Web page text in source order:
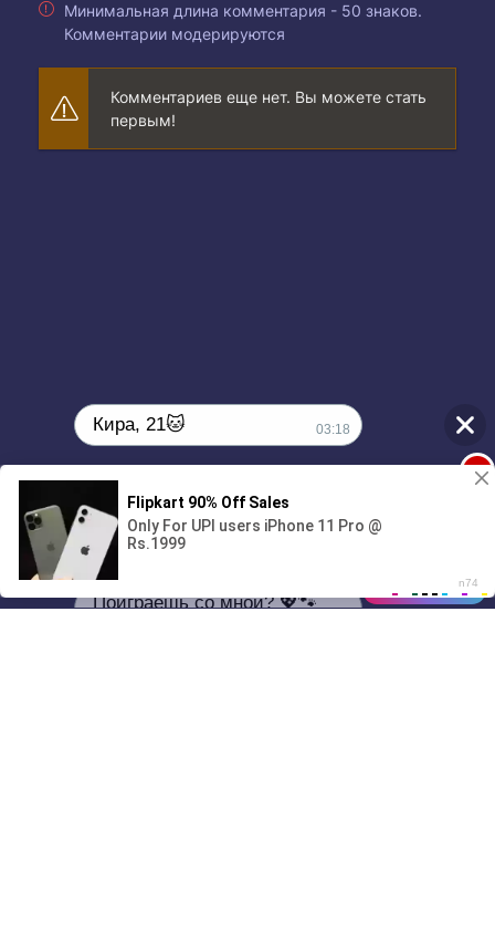
Минимальная длина комментария - 50 знаков.
Комментарии модерируются
Комментариев еще нет. Вы можете стать
первым!
01/07
00:00
Кира, 21🐱 03:18
Поиграешь со мной? 💖🐾
1